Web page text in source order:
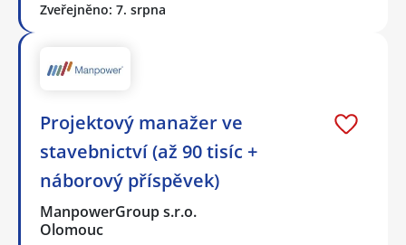
Zveřejněno: 7. srpna
Projektový manažer ve
stavebnictví (až 90 tisíc +
náborový příspěvek)
ManpowerGroup s.r.o.
Olomouc